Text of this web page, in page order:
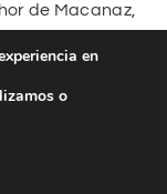
de Macanaz,
Tarjeta y
en
o